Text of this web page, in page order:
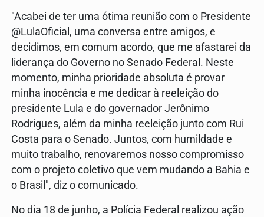
"Acabei de ter uma ótima reunião com o Presidente
@LulaOficial, uma conversa entre amigos, e
decidimos, em comum acordo, que me afastarei da
liderança do Governo no Senado Federal. Neste
momento, minha prioridade absoluta é provar
minha inocência e me dedicar à reeleição do
presidente Lula e do governador Jerônimo
Rodrigues, além da minha reeleição junto com Rui
Costa para o Senado. Juntos, com humildade e
muito trabalho, renovaremos nosso compromisso
com o projeto coletivo que vem mudando a Bahia e
o Brasil", diz o comunicado.
No dia 18 de junho, a Polícia Federal realizou ação